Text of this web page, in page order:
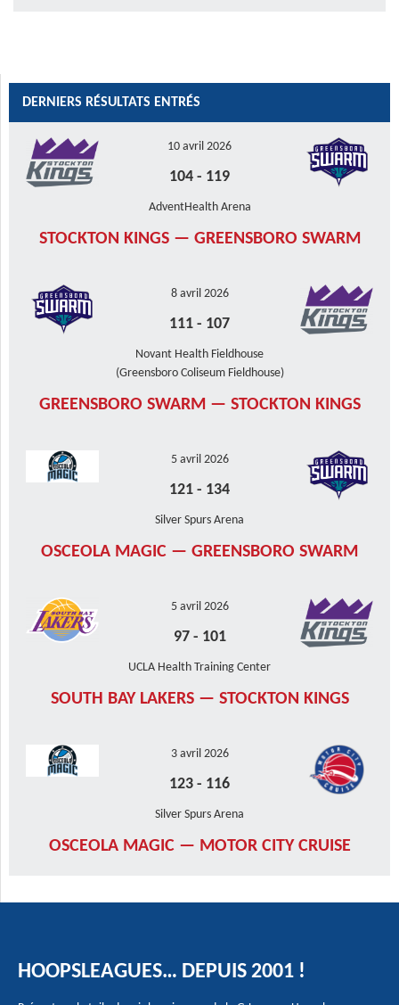
DERNIERS RÉSULTATS ENTRÉS
10 avril 2026
104 - 119
AdventHealth Arena
STOCKTON KINGS — GREENSBORO SWARM
8 avril 2026
111 - 107
Novant Health Fieldhouse
(Greensboro Coliseum Fieldhouse)
GREENSBORO SWARM — STOCKTON KINGS
5 avril 2026
121 - 134
Silver Spurs Arena
OSCEOLA MAGIC — GREENSBORO SWARM
5 avril 2026
97- 101
UCLA Health Training Center
SOUTH BAY LAKERS — STOCKTON KINGS
3 avril 2026
123 - 116
Silver Spurs Arena
OSCEOLA MAGIC — MOTOR CITY CRUISE
HOOPSLEAGUES… DEPUIS 2001 !